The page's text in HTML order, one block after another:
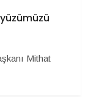
Mithat